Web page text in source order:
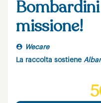
missione!
Wecare
La raccolta sostiene